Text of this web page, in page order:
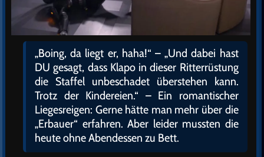
„Boing, da liegt er, haha!“ – „Und dabei hast
DU gesagt, dass Klapo in dieser Ritterrüstung
die Staffel unbeschadet überstehen kann.
Trotz der Kindereien.“ – Ein romantischer
Liegesreigen: Gerne hätte man mehr über die
„Erbauer“ erfahren. Aber leider mussten die
heute ohne Abendessen zu Bett.